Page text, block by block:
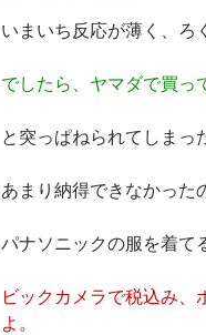
いまいち反応が薄く、ろ
でしたら、ヤマダで買っ
と突っぱねられてしまっ
あまり納得できなかった
パナソニックの服を着て
ビックカメラで税込み
よ。